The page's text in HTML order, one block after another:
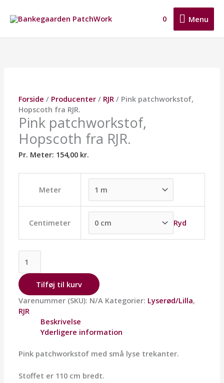
indholdet
Menu
Menu
0
Forside / Producenter / RJR / Pink patchworkstof,
Hopscoth fra RJR.
Pink patchworkstof,
Hopscoth fra RJR.
Pr. Meter: 154,00 kr.
Meter
Centimeter Ryd
antal
Tilføj til kurv
Varenummer (SKU): N/A Kategorier: Lyserød/Lilla,
RJR
Beskrivelse
Yderligere information
Pink patchworkstof med små lyse trekanter.
Stoffet er 110 cm bredt.
Mulighederne
kan
vælges
på
varesiden
Mulighederne
kan
vælges
på
varesiden
Mulighederne
kan
vælges
på
varesiden